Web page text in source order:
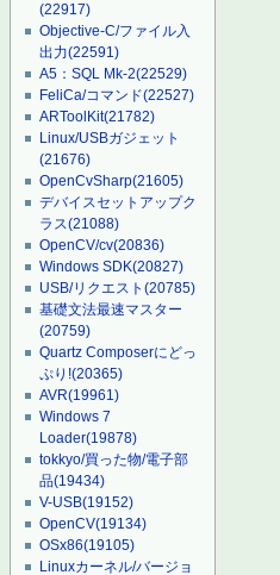
(22917)
Objective-C/ファイル入
出力(22591)
A5：SQL Mk-2(22529)
FeliCa/コマンド(22527)
ARToolKit(21782)
Linux/USBガジェット
(21676)
OpenCvSharp(21605)
デバイスセットアップク
ラス(21088)
OpenCV/cv(20836)
Windows SDK(20827)
USB/リクエスト(20785)
基礎文法最速マスター
(20759)
Quartz Composerにどっ
ぷり!(20365)
AVR(19961)
Windows 7
Loader(19878)
tokkyo/買った物/電子部
品(19434)
V-USB(19152)
OpenCV(19134)
OSx86(19105)
Linuxカーネル/バージョ